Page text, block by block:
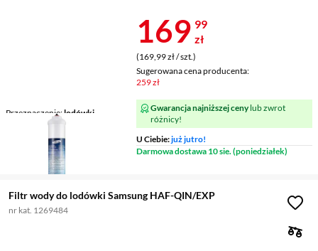
Przeznaczenie lodówki
zewnętrzny
Cena 169,99
169 99
zł
(169,99 zł / szt.)
Sugerowana cena producenta:
259 zł
Gwarancja najniższej cenylub zwrot
różnicy!
U Ciebie:już jutro!
Darmowa dostawa 10 sie. (poniedziałek)
Filtr wody do lodówki Samsung HAF-QIN/EXP
nr kat. 1269484